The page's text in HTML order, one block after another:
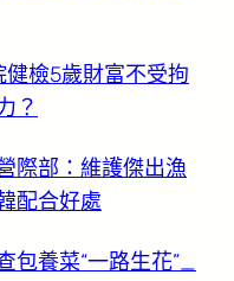
檢5歲財富不受拘
？
際部：維護傑出漁
配合好處
包養菜“一路生花”_